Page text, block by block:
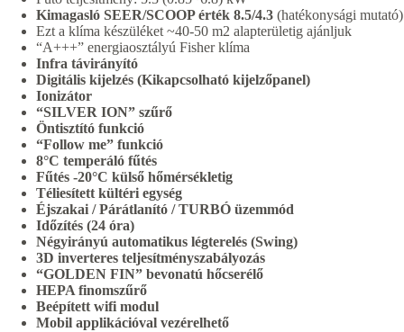
Kimagasló SEER/SCOOP érték 8.5/4.3 (hatékonysági mutató)
Ezt a klíma készüléket ~40-50 m2 alapterületig ajánljuk
“A+++” energiaosztályú Fisher klíma
Infra távirányító
Digitális kijelzés (Kikapcsolható kijelzőpanel)
Ionizátor
“SILVER ION” szűrő
Öntisztító funkció
“Follow me” funkció
8°C temperáló fűtés
Fűtés -20°C külső hőmérsékletig
Téliesített kültéri egység
Éjszakai / Párátlanító / TURBÓ üzemmód
Időzítés (24 óra)
Négyirányú automatikus légterelés (Swing)
3D inverteres teljesítményszabályozás
“GOLDEN FIN” bevonatú hőcserélő
HEPA finomszűrő
Beépített wifi modul
Mobil applikációval vezérelhető